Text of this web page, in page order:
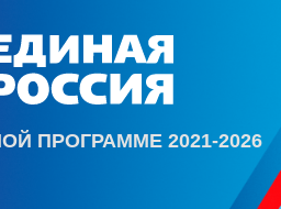
ПРОГРАММЕ 2021-2026